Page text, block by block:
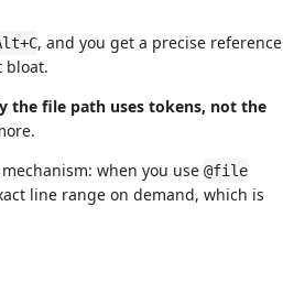
, and you get a precise reference
bloat.
the file path uses tokens, not the
when you use @file
line range on demand, which is